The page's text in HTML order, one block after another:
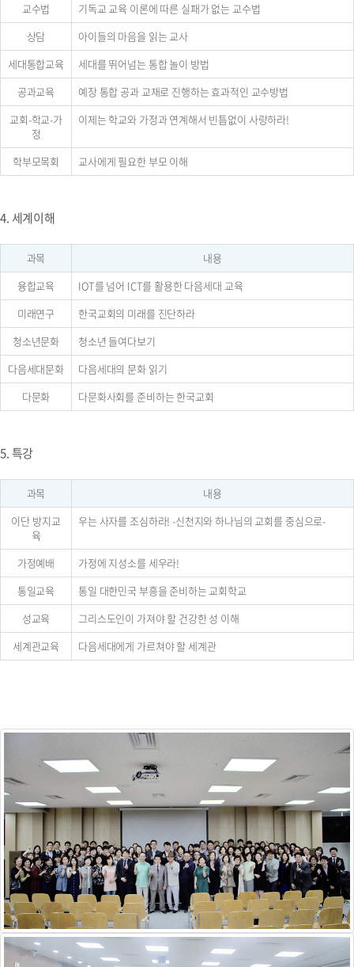
교수법
기독교 교육 이론에 따른 실패가 없는 교수법
상담
아이들의 마음을 읽는 교사
세대통합교육
세대를 뛰어넘는 통합 놀이 방법
공과교육
예장 통합 공과 교재로 진행하는 효과적인 교수방법
교회-학교-가
정
이제는 학교와 가정과 연계해서 빈틈없이 사랑하라!
학부모목회 교사에게 필요한 부모 이해
4. 세계이해
과목
내용
융합교육
IOT를 넘어 ICT를 활용한 다음세대 교육
미래연구
한국교회의 미래를 진단하라
청소년문화
청소년 들여다보기
다음세대문화
다음세대의 문화 읽기
다문화
다문화사회를 준비하는 한국교회
5. 특강
과목
내용
이단 방지교
육
우는 사자를 조심하라! -신천지와 하나님의 교회를 중심으로-
가정예배
가정에 지성소를 세우라!
통일교육
통일 대한민국 부흥을 준비하는 교회학교
성교육
그리스도인이 가져야 할 건강한 성 이해
세계관교육
다음세대에게 가르쳐야 할 세계관